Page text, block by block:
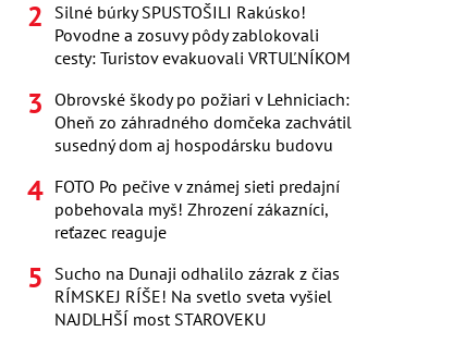
Silné búrky SPUSTOŠILI Rakúsko!
Povodne a zosuvy pôdy zablokovali
cesty: Turistov evakuovali VRTUĽNÍKOM
Obrovské škody po požiari v Lehniciach:
Oheň zo záhradného domčeka zachvátil
susedný dom aj hospodársku budovu
FOTO Po pečive v známej sieti predajní
pobehovala myš! Zhrození zákazníci,
reťazec reaguje
Sucho na Dunaji odhalilo zázrak z čias
RÍMSKEJ RÍŠE! Na svetlo sveta vyšiel
NAJDLHŠÍ most STAROVEKU